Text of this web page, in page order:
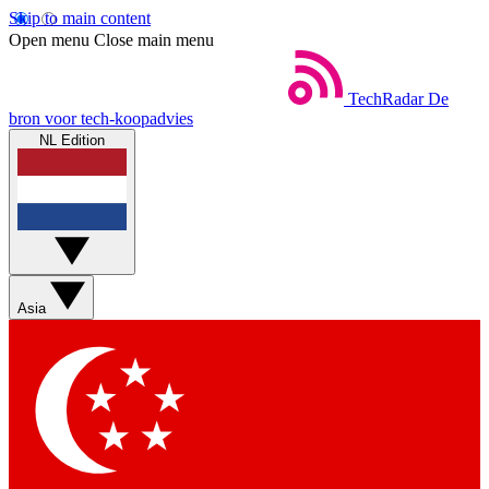
Skip to main content
Open menu Close main menu
TechRadar De
bron voor tech-koopadvies
NL Edition
Asia